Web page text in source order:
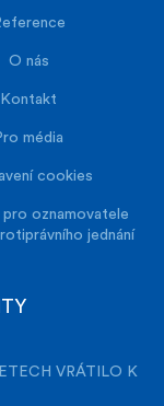
O nás
Kontakt
média
cookies
oznamovatele
jednání
VRÁTILO K